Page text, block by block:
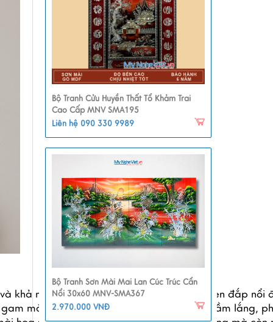
khả năng chống nước, mối mọt tốt. Hoa sen đắp
màu sáng rực rỡ đến những màu sắc trầm lắng,
Bộ Tranh Cửu Huyền Thất Tổ Khảm Trai
Cao Cấp MNV SMA195
Liên hệ 090 330 9989
Bộ Tranh Sơn Mài Mai Lan Cúc Trúc Cẩn
Nổi 30x60 MNV-SMA367
2.970.000 VNĐ